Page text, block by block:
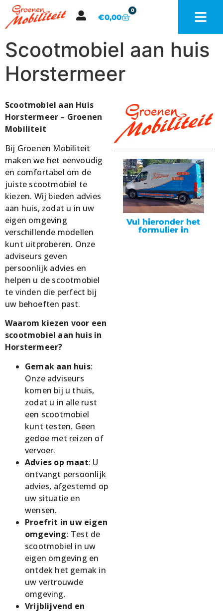
€0,00
0
Scootmobiel aan huis
Horstermeer
Scootmobiel aan Huis
Horstermeer – Groenen
Mobiliteit
Bij Groenen Mobiliteit
maken we het eenvoudig
en comfortabel om de
juiste scootmobiel te
kiezen. Wij bieden advies
aan huis, zodat u in uw
eigen omgeving
verschillende modellen
kunt uitproberen. Onze
adviseurs geven
persoonlijk advies en
helpen u de scootmobiel
te vinden die perfect bij
uw behoeften past.
Waarom kiezen voor een
scootmobiel aan huis in
Horstermeer?
Gemak aan huis:
Onze adviseurs
komen bij u thuis,
zodat u in alle rust
een scootmobiel
kunt testen. Geen
gedoe met reizen of
vervoer.
Advies op maat: U
ontvangt persoonlijk
advies, afgestemd op
uw situatie en
wensen.
Proefrit in uw eigen
omgeving: Test de
scootmobiel in uw
eigen omgeving en
ontdek het gemak in
uw vertrouwde
omgeving.
Vrijblijvend en
Vul hieronder het
formulier in